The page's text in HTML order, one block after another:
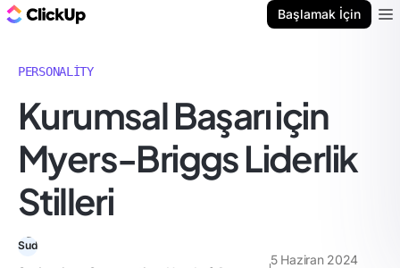
Başlamak İçin
PERSONALITY
Kurumsal Başarı için
Myers-Briggs Liderlik
Stilleri
5 Haziran 2024